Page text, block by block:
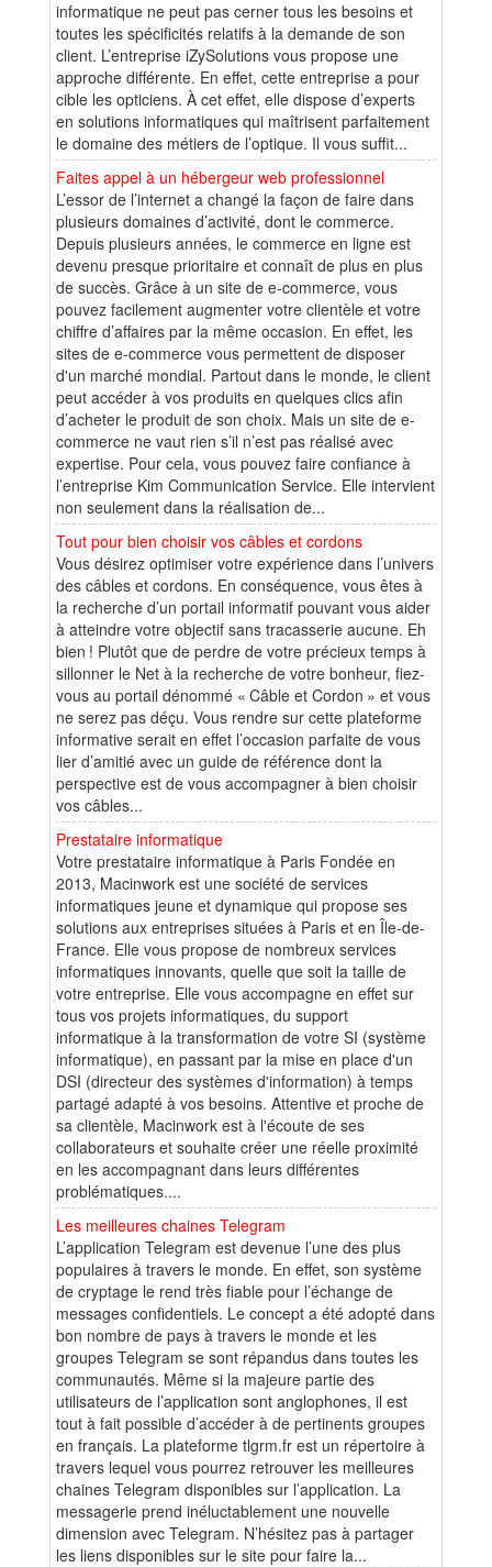
informatique ne peut pas cerner tous les besoins et
toutes les spécificités relatifs à la demande de son
client. L’entreprise iZySolutions vous propose une
approche différente. En effet, cette entreprise a pour
cible les opticiens. À cet effet, elle dispose d’experts
en solutions informatiques qui maîtrisent parfaitement
le domaine des métiers de l’optique. Il vous suffit...
Faites appel à un hébergeur web professionnel
L’essor de l’internet a changé la façon de faire dans
plusieurs domaines d’activité, dont le commerce.
Depuis plusieurs années, le commerce en ligne est
devenu presque prioritaire et connaît de plus en plus
de succès. Grâce à un site de e-commerce, vous
pouvez facilement augmenter votre clientèle et votre
chiffre d’affaires par la même occasion. En effet, les
sites de e-commerce vous permettent de disposer
d'un marché mondial. Partout dans le monde, le client
peut accéder à vos produits en quelques clics afin
d’acheter le produit de son choix. Mais un site de e-
commerce ne vaut rien s’il n’est pas réalisé avec
expertise. Pour cela, vous pouvez faire confiance à
l’entreprise Kim Communication Service. Elle intervient
non seulement dans la réalisation de...
Tout pour bien choisir vos câbles et cordons
Vous désirez optimiser votre expérience dans l’univers
des câbles et cordons. En conséquence, vous êtes à
la recherche d’un portail informatif pouvant vous aider
à atteindre votre objectif sans tracasserie aucune. Eh
bien ! Plutôt que de perdre de votre précieux temps à
sillonner le Net à la recherche de votre bonheur, fiez-
vous au portail dénommé « Câble et Cordon » et vous
ne serez pas déçu. Vous rendre sur cette plateforme
informative serait en effet l’occasion parfaite de vous
lier d’amitié avec un guide de référence dont la
perspective est de vous accompagner à bien choisir
vos câbles...
Prestataire informatique
Votre prestataire informatique à Paris Fondée en
2013, Macinwork est une société de services
informatiques jeune et dynamique qui propose ses
solutions aux entreprises situées à Paris et en Île-de-
France. Elle vous propose de nombreux services
informatiques innovants, quelle que soit la taille de
votre entreprise. Elle vous accompagne en effet sur
tous vos projets informatiques, du support
informatique à la transformation de votre SI (système
informatique), en passant par la mise en place d'un
DSI (directeur des systèmes d'information) à temps
partagé adapté à vos besoins. Attentive et proche de
sa clientèle, Macinwork est à l'écoute de ses
collaborateurs et souhaite créer une réelle proximité
en les accompagnant dans leurs différentes
problématiques....
Les meilleures chaines Telegram
L’application Telegram est devenue l’une des plus
populaires à travers le monde. En effet, son système
de cryptage le rend très fiable pour l’échange de
messages confidentiels. Le concept a été adopté dans
bon nombre de pays à travers le monde et les
groupes Telegram se sont répandus dans toutes les
communautés. Même si la majeure partie des
utilisateurs de l’application sont anglophones, il est
tout à fait possible d’accéder à de pertinents groupes
en français. La plateforme tlgrm.fr est un répertoire à
travers lequel vous pourrez retrouver les meilleures
chaines Telegram disponibles sur l’application. La
messagerie prend inéluctablement une nouvelle
dimension avec Telegram. N’hésitez pas à partager
les liens disponibles sur le site pour faire la...